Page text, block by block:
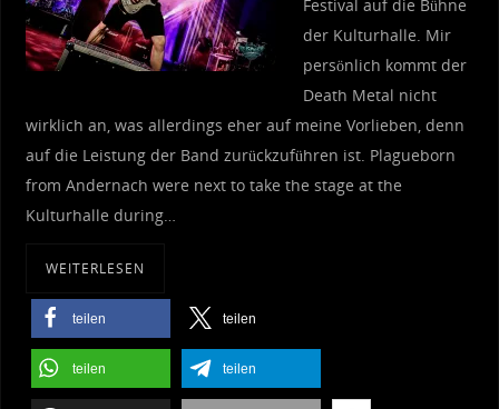
Festival auf die Bühne
der Kulturhalle. Mir
persönlich kommt der
Death Metal nicht
wirklich an, was allerdings eher auf meine Vorlieben, denn
auf die Leistung der Band zurückzuführen ist. Plagueborn
from Andernach were next to take the stage at the
Kulturhalle during…
WEITERLESEN
teilen teilen
teilen teilen